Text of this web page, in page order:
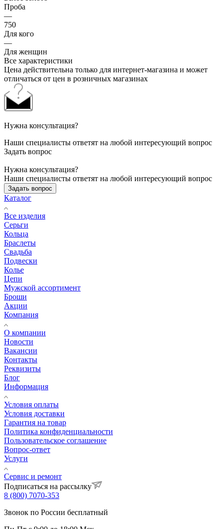
Проба
—
750
Для кого
—
Для женщин
Все характеристики
Цена действительна только для интернет-магазина и может
отличаться от цен в розничных магазинах
Нужна консультация?
Наши специалисты ответят на любой интересующий вопрос
Задать вопрос
Нужна консультация?
Наши специалисты ответят на любой интересующий вопрос
Задать вопрос
Каталог
Все изделия
Серьги
Кольца
Браслеты
Свадьба
Подвески
Колье
Цепи
Мужской ассортимент
Броши
Акции
Компания
О компании
Новости
Вакансии
Контакты
Реквизиты
Блог
Информация
Условия оплаты
Условия доставки
Гарантия на товар
Политика конфиденциальности
Пользовательское соглашение
Вопрос-ответ
Услуги
Сервис и ремонт
Подписаться на рассылку
8 (800) 7070-353
Звонок по России бесплатный